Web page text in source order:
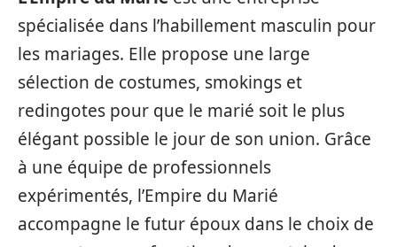
spécialisée dans l’habillement masculin pour
les mariages. Elle propose une large
sélection de costumes, smokings et
redingotes pour que le marié soit le plus
élégant possible le jour de son union. Grâce
à une équipe de professionnels
expérimentés, l’Empire du Marié
accompagne le futur époux dans le choix de